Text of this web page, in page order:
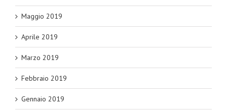
Maggio 2019
Aprile 2019
Marzo 2019
Febbraio 2019
Gennaio 2019